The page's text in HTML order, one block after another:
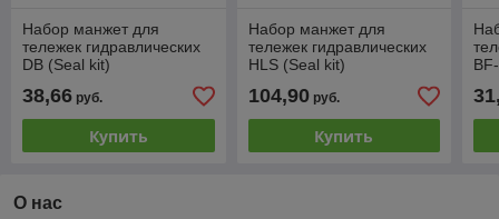
Набор манжет для
тележек гидравлических
DB (Seal kit)
38,66 руб.
Купить
Набор манжет для
тележек гидравлических
HLS (Seal kit)
104,90руб.
Купить
О нас